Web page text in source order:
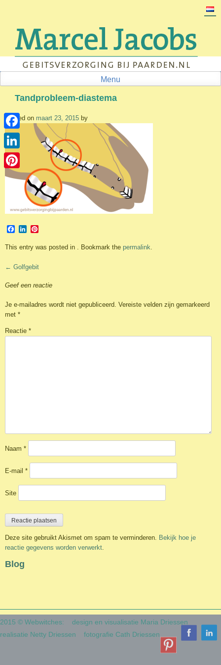
content
Menu
Tandprobleem-diastema
Posted on maart 23, 2015 by
Facebook
LinkedIn
This entry was posted in . Bookmark the permalink.
Post
← Golfgebit
Geef een reactie
Je e-mailadres wordt niet gepubliceerd. Vereiste velden zijn gemarkeerd
met *
Reactie *
Naam *
E-mail *
Site
Deze site gebruikt Akismet om spam te verminderen. Bekijk hoe je
reactie gegevens worden verwerkt.
Blog
2015 © Webwitches:
design en visualisatie Maria Driessen
realisatie Netty Driessen
fotografie Cath Driessen
Facebook
LinkedIn
Pinterest